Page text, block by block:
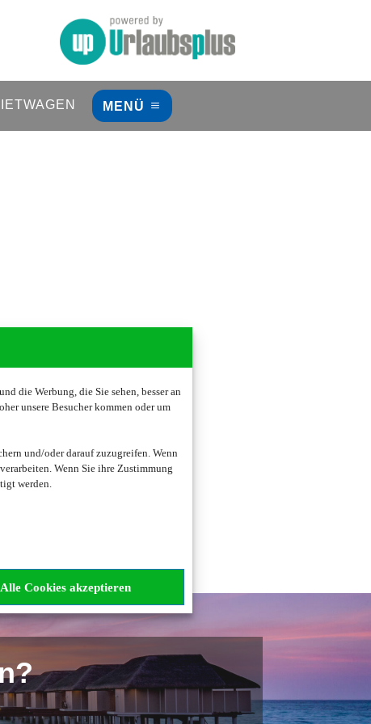
die Werbung, die Sie sehen, besser an
unsere Besucher kommen oder um
und/oder darauf zuzugreifen. Wenn
Wenn Sie ihre Zustimmung
werden.
Alle Cookies akzeptieren
MENÜ
Daten verarbeitet.